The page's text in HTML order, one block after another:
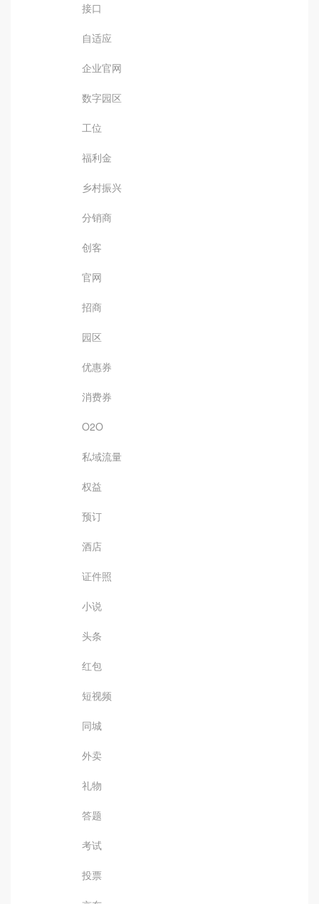
接口
自适应
企业官网
数字园区
工位
福利金
乡村振兴
分销商
创客
官网
招商
园区
优惠券
消费券
O2O
私域流量
权益
预订
酒店
证件照
小说
头条
红包
短视频
同城
外卖
礼物
答题
考试
投票